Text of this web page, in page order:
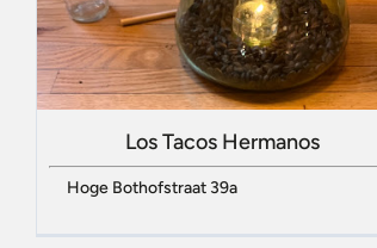
Los Tacos Hermanos
Hoge Bothofstraat 39a